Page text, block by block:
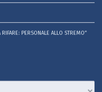
PERSONALE ALLO STREMO”